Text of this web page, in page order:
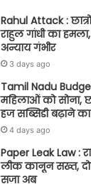
Rahul Attack :
राहुल गांधी का
अन्याय गंभीर
3 days ago
Tamil Nadu
महिलाओं को सोना,
हज सब्सिडी बढ़ाने
4 days ago
Paper Leak Law :
लीक कानून सख्त,
सजा अब